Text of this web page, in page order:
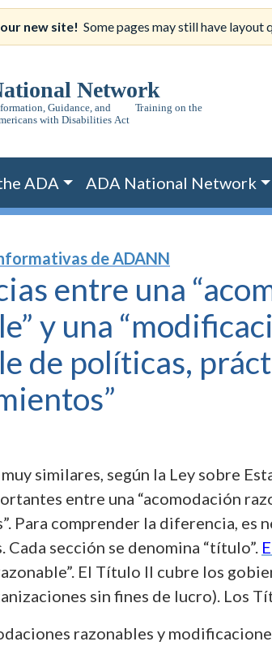
new site! Some pages may still have
ADA ADA National Network
de ADANN
entre una
y una
de políticas,
similares, según la Ley sobre
entre una “acomodación
Para comprender la diferencia, es
Cada sección se denomina “título”.
El Título II cubre los
sin fines de lucro). Los
razonables y